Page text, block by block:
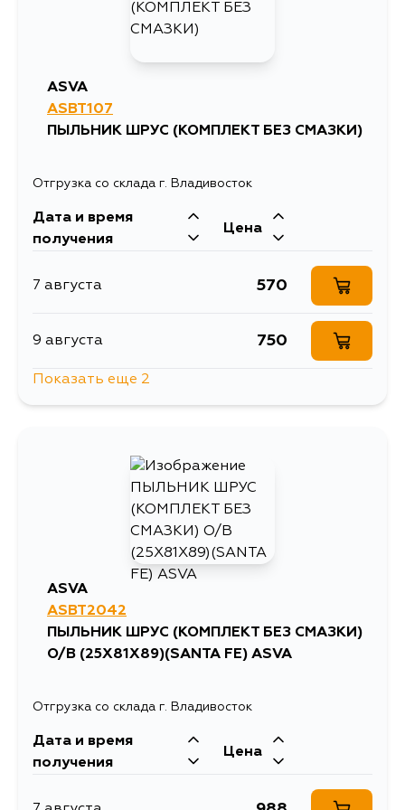
ASVA
ASBT107
ПЫЛЬНИК ШРУС (КОМПЛЕКТ БЕЗ СМАЗКИ)
Отгрузка со склада г. Владивосток
Дата и время
получения
Цена
7 августа 570
9 августа 750
Показать еще 2
ASVA
ASBT2042
ПЫЛЬНИК ШРУС (КОМПЛЕКТ БЕЗ СМАЗКИ)
O/B (25X81X89)(SANTA FE) ASVA
Отгрузка со склада г. Владивосток
Дата и время
получения
Цена